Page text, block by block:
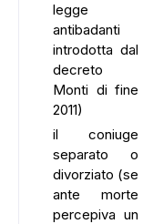
legge
antibadanti
introdotta dal
decreto
Monti di fine
2011)
il coniuge
separato o
divorziato (se
ante morte
percepiva un